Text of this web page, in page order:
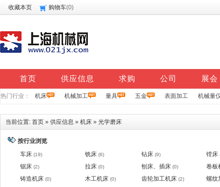
收藏本页 购物车(0)
首页 供应信息 求购 公司 展会
热门行业： 机床 机械加工 量具 五金 表面加工 机械量
当前位置: 首页 » 供应信息 » 机床 » 光学磨床
按行业浏览
车床 (19) 铣床 (6) 钻床 (9) 镗床
锯床 (2) 拉床 (0) 刨床、插床 (0)
卷板
铸造机床 (0) 木工机床 (0) 齿轮加工机床 (2)
螺纹